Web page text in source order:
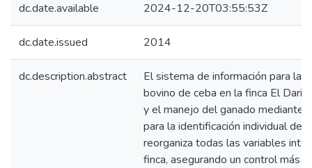
dc.date.available 2024-12-20T03:55:53Z
dc.date.issued 2014
dc.description.abstract
El sistema de información para la
bovino de ceba en la finca El
y el manejo del ganado mediante
para la identificación individual de
reorganiza todas las variables
finca, asegurando un control más